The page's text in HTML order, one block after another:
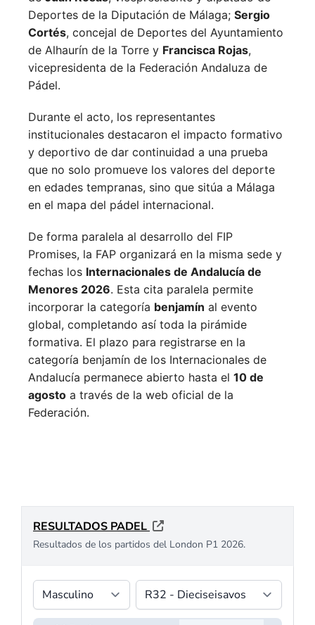
Deportes de la Diputación de Málaga; Sergio
Cortés, concejal de Deportes del Ayuntamiento
de Alhaurín de la Torre y Francisca Rojas,
vicepresidenta de la Federación Andaluza de
Pádel.
Durante el acto, los representantes
institucionales destacaron el impacto formativo
y deportivo de dar continuidad a una prueba
que no solo promueve los valores del deporte
en edades tempranas, sino que sitúa a Málaga
en el mapa del pádel internacional.
De forma paralela al desarrollo del FIP
Promises, la FAP organizará en la misma sede y
fechas los Internacionales de Andalucía de
Menores 2026. Esta cita paralela permite
incorporar la categoría benjamín al evento
global, completando así toda la pirámide
formativa. El plazo para registrarse en la
categoría benjamín de los Internacionales de
Andalucía permanece abierto hasta el 10 de
agosto a través de la web oficial de la
Federación.